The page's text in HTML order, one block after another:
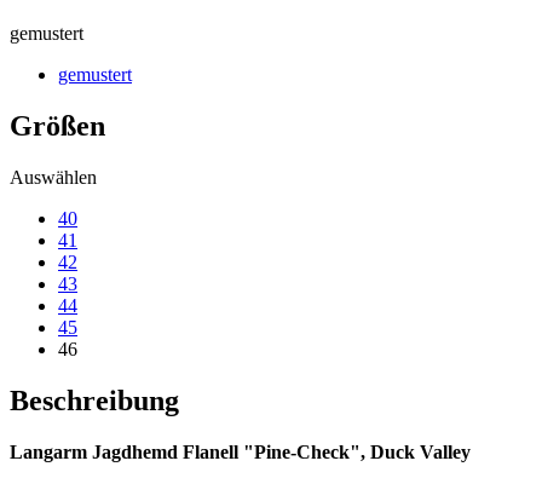
gemustert
gemustert
Größen
Auswählen
40
41
42
43
44
45
46
Beschreibung
Langarm Jagdhemd Flanell "Pine-Check", Duck Valley